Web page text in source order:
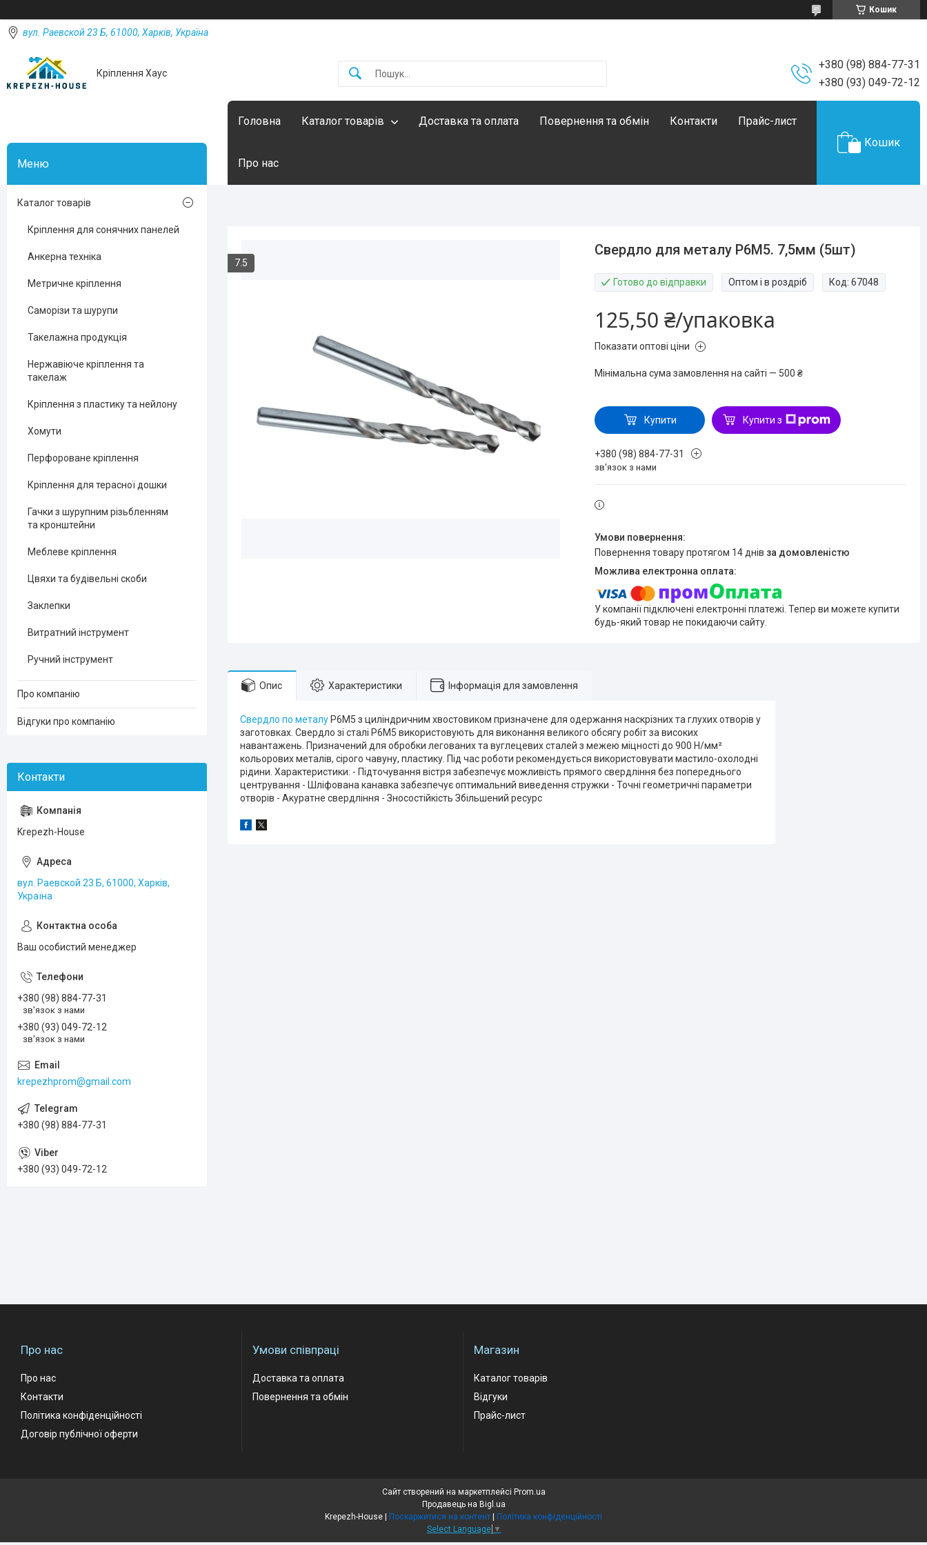
Кошик
вул. Раевской 23 Б, 61000, Харків, Україна
Кріплення Хаус
+380 (98) 884-77-31
+380 (93) 049-72-12
Головна Каталог товарів Доставка та оплата Повернення та обмін Контакти Прайс-лист
Про нас
Кошик
7.5
Свердло для металу Р6М5. 7,5мм (5шт)
Готово до відправки Оптом і в роздріб Код:67048
125,50 ₴/упаковка
Показати оптові ціни
Мінімальна сума замовлення на сайті — 500 ₴
Купити Купити з
+380 (98) 884-77-31
зв'язок з нами
повернення товару протягом 14 днів за домовленістю
У компанії підключені електронні платежі. Тепер ви можете купити
будь-який товар не покидаючи сайту.
Опис Характеристики Інформація для замовлення
Свердло по металу Р6М5 з циліндричним хвостовиком призначене для одержання наскрізних та глухих отворів у
заготовках. Свердло зі сталі Р6М5 використовують для виконання великого обсягу робіт за високих
навантажень. Призначений для обробки легованих та вуглецевих сталей з межею міцності до 900 Н/мм²
кольорових металів, сірого чавуну, пластику. Під час роботи рекомендується використовувати мастило-охолодні
рідини. Характеристики: - Підточування вістря забезпечує можливість прямого свердління без попереднього
центрування - Шліфована канавка забезпечує оптимальний виведення стружки - Точні геометричні параметри
отворів - Акуратне свердління - Зносостійкість Збільшений ресурс
Каталог товарів
Кріплення для сонячних панелей
Анкерна техніка
Метричне кріплення
Саморізи та шурупи
Такелажна продукція
Нержавіюче кріплення та
такелаж
Кріплення з пластику та нейлону
Хомути
Перфороване кріплення
Кріплення для терасної дошки
Гачки з шурупним різьбленням
та кронштейни
Меблеве кріплення
Цвяхи та будівельні скоби
Заклепки
Витратний інструмент
Ручний інструмент
Про компанію
Відгуки про компанію
Krepezh-House
вул. Раевской 23 Б, 61000, Харків,
Україна
Ваш особистий менеджер
+380 (98) 884-77-31
зв'язок з нами
+380 (93) 049-72-12
зв'язок з нами
krepezhprom@gmail.com
+380 (98) 884-77-31
+380 (93) 049-72-12
Про нас
Про нас
Контакти
Політика конфіденційності
Договір публічної оферти
Умови співпраці
Доставка та оплата
Повернення та обмін
Магазин
Каталог товарів
Відгуки
Прайс-лист
Сайт створений на маркетплейсі Prom.ua
Продавець на Bigl.ua
Krepezh-House | Поскаржитися на контент | Політика конфіденційності
Select Language ▼